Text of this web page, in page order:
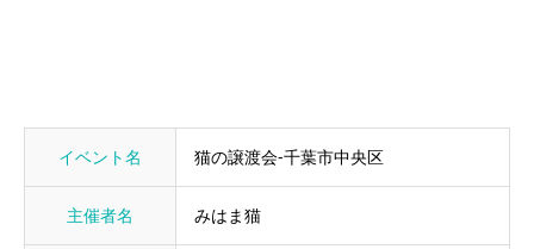
イベント名 猫の譲渡会-千葉市中央区
主催者名 みはま猫